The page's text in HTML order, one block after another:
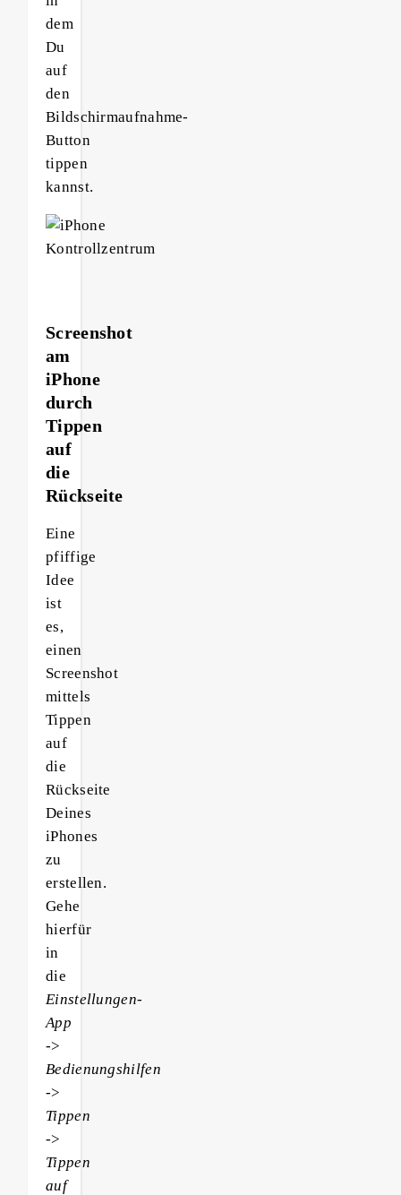
dem
Du
auf
den
Bildschirmaufnahme-
Button
tippen
kannst.
Screenshot
am
iPhone
durch
Tippen
auf
die
Rückseite
Eine
pfiffige
Idee
ist
es,
einen
Screenshot
mittels
Tippen
auf
die
Rückseite
Deines
iPhones
zu
erstellen.
Gehe
hierfür
in
die
Einstellungen-
App
->
Bedienungshilfen
->
Tippen
->
Tippen
auf